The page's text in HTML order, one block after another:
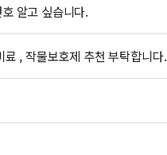
알고 싶습니다.
료 , 작물보호제 추천 부탁합니다.